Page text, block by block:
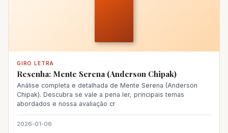
GIRO LETRA
Resenha: Mente Serena (Anderson Chipak)
Análise completa e detalhada de Mente Serena (Anderson
Chipak). Descubra se vale a pena ler, principais temas
abordados e nossa avaliação cr
2026-01-06